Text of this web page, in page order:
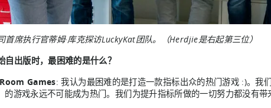
首席执行官蒂姆·库克探访LuckyKat团队。（Herdjie是右起第三位）
自出版时，最困难的是什么？
Games: 我认为最困难的是打造一款指标出众的热门游戏 :)。我
的游戏永远不可能成为热门。我们为提升指标所做的一切努力都没有带